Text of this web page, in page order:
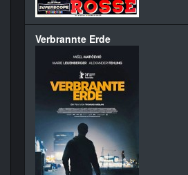
Verbrannte Erde